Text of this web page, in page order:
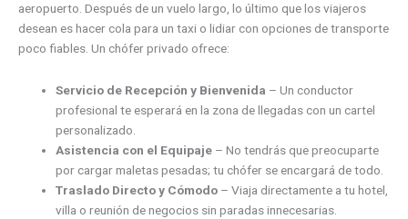
aeropuerto. Después de un vuelo largo, lo último que los viajeros
desean es hacer cola para un taxi o lidiar con opciones de transporte
poco fiables. Un chófer privado ofrece:
Servicio de Recepción y Bienvenida – Un conductor
profesional te esperará en la zona de llegadas con un cartel
personalizado.
Asistencia con el Equipaje – No tendrás que preocuparte
por cargar maletas pesadas; tu chófer se encargará de todo.
Traslado Directo y Cómodo – Viaja directamente a tu hotel,
villa o reunión de negocios sin paradas innecesarias.